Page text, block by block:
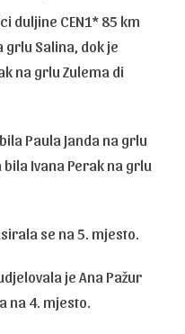
duljine CEN1* 85 km
grlu Salina, dok je
na grlu Zulema di
Paula Janda na grlu
Ivana Perak na grlu
se na 5. mjesto.
je Ana Pažur
na 4. mjesto.